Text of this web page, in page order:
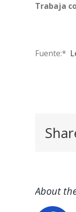
Trabaja
Fuente:* ​
About